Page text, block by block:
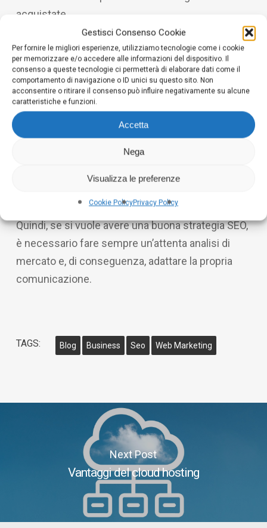
Gestisci Consenso Cookie
Per fornire le migliori esperienze, utilizziamo tecnologie come i cookie
per memorizzare e/o accedere alle informazioni del dispositivo. Il
consenso a queste tecnologie ci permetterà di elaborare dati come il
comportamento di navigazione o ID unici su questo sito. Non
acconsentire o ritirare il consenso può influire negativamente su alcune
caratteristiche e funzioni.
Accetta
Nega
Visualizza le preferenze
Cookie PolicyPrivacy Policy
acquistate.
Una volta entrati nel dettaglio del settore
dobbiamo però andare ancor più a fondo, perchè
se anche le ziende operano nello stesso settore
possono però rivolgersi allo stesso pubblico ma
in modo diverso.
Ad esempio, nel settore turistico, realtà importanti
come Airbnb e i Marriott Hotel hanno modelli di
business differenti anche se si rivolgono alla
Quindi, se si vuole avere una buona strategia SEO,
è necessario fare sempre un’attenta analisi di
mercato e, di conseguenza, adattare la propria
comunicazione.
TAGS: Blog Business Seo Web Marketing
Next Post
Vantaggi del cloud hosting